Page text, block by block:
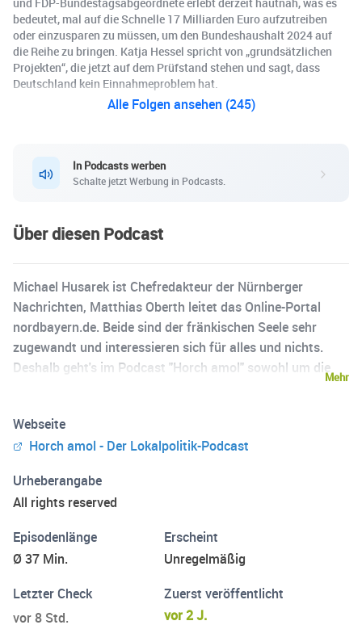
bedeutet, mal auf die Schnelle 17 Milliarden Euro aufzutreiben
oder einzusparen zu müssen, um den Bundeshaushalt 2024 auf
die Reihe zu bringen. Katja Hessel spricht von „grundsätzlichen
Projekten“, die jetzt auf dem Prüfstand stehen und sagt, dass
Deutschland kein Einnahmeproblem hat.
Alle Folgen ansehen (245)
In Podcasts werben
Schalte jetzt Werbung in Podcasts.
Über diesen Podcast
Michael Husarek ist Chefredakteur der Nürnberger
Nachrichten, Matthias Oberth leitet das Online-Portal
nordbayern.de. Beide sind der fränkischen Seele sehr
zugewandt und interessieren sich für alles und nichts.
Deshalb geht's im Podcast "Horch amol" sowohl um die
Politik und den Club. Horch amol ist ein Podcast des
Verlags Nürnberger Presse.
Mehr
Webseite
Horch amol - Der Lokalpolitik-Podcast
Urheberangabe
All rights reserved
Episodenlänge
Ø 37 Min.
Erscheint
Unregelmäßig
Letzter Check
vor 8 Std.
Zuerst veröffentlicht
vor 2 J.